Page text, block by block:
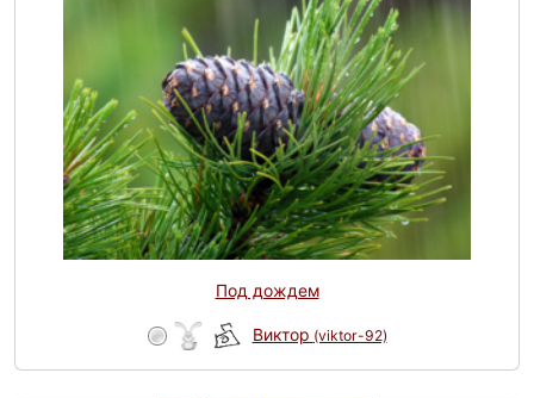
Под дождем
Виктор (viktor-92)